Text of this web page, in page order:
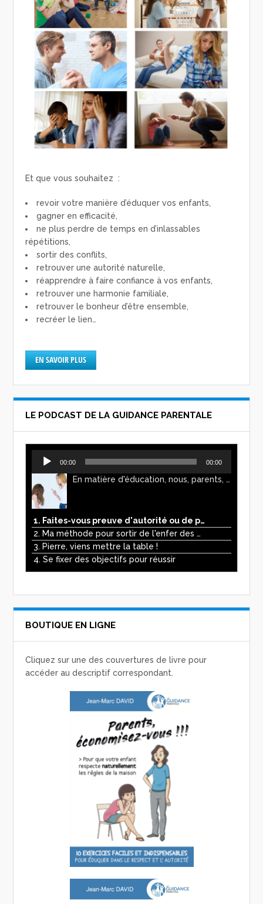
Et que vous souhaitez :
revoir votre manière d’éduquer vos enfants,
gagner en efficacité,
ne plus perdre de temps en d’inlassables
répétitions,
sortir des conflits,
retrouver une autorité naturelle,
réapprendre à faire confiance à vos enfants,
retrouver une harmonie familiale,
retrouver le bonheur d’être ensemble,
recréer le lien…
EN SAVOIR PLUS
LE PODCAST DE LA GUIDANCE PARENTALE
Lecteur
audio
00:00 00:00
En matière d'éducation, nous, parents, avons l'impression de faire preuve d'autorité. Mais n'est-ce pas, parfois, plutôt un jeu de pouvoir ? Ce podcast vous permettra d'y voir plus clair !
1. Faites-vous preuve d'autorité ou de pouvoir avec vos enfants ?
2. Ma méthode pour sortir de l'enfer des écrans
3. Pierre, viens mettre la table !
4. Se fixer des objectifs pour réussir
BOUTIQUE EN LIGNE
Cliquez sur une des couvertures de livre pour
accéder au descriptif correspondant.